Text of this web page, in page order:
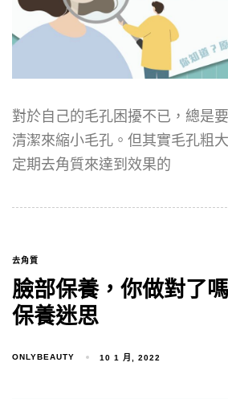
對於自己的毛孔困擾不已，總是
清潔來縮小毛孔。但其實毛孔粗
定期去角質來達到效果的
去角質
臉部保養，你做對了
保養迷思
ONLYBEAUTY 10 1 月, 2022